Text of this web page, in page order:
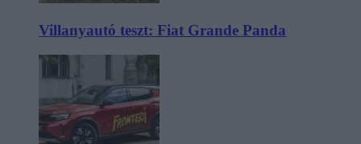
Villanyautó teszt: Fiat Grande Panda